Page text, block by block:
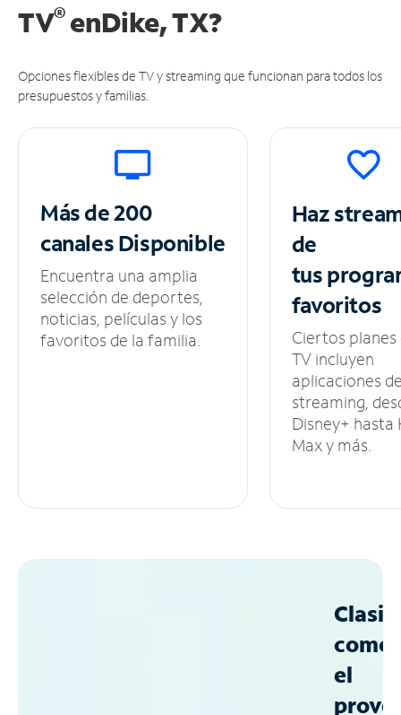
TV®enDike, TX?
Opciones flexibles de TV y streaming que funcionan para todos los
presupuestos y familias.
Más de 200
canalesDisponible
Encuentra una amplia
selección de deportes,
noticias, películas y los
favoritos de la familia.
Haz
de
tus
favoritos
Ciertos planes
TV incluyen
aplicaciones
streaming,
Disney+ hasta
Max y más.
como
el